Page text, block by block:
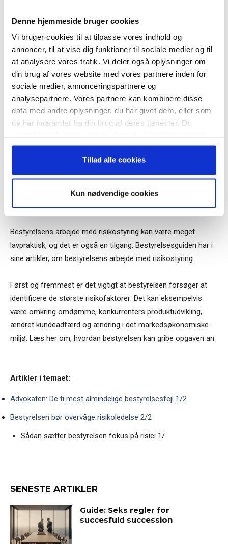
Denne hjemmeside bruger cookies
Vi bruger cookies til at tilpasse vores indhold og
annoncer, til at vise dig funktioner til sociale medier og til
at analysere vores trafik. Vi deler også oplysninger om
din brug af vores website med vores partnere inden for
sociale medier, annonceringspartnere og
analysepartnere. Vores partnere kan kombinere disse
data med andre oplysninger, du har givet dem, eller som
de har indsamlet fra din brug af deres tjenester. Du
anvende vores hjemmeside.
Tillad alle cookies
Kun nødvendige cookies
Guide: Fem tegn på, at
topchefen er på vildspor
Syv karriereråd til personlig
positionering, hvis du vil frem
Enhver bestyrelse i erhvervslivet bør i et eller andet omfang
interessere sig for risikostyring. Selve ordet risikostyring
lugter af noget langhåret, men det behøver ikke at være det.
Bestyrelsens arbejde med risikostyring kan være meget
lavpraktisk, og det er også en tilgang, Bestyrelsesguiden har i
sine artikler, om bestyrelsens arbejde med risikostyring.
Først og fremmest er det vigtigt at bestyrelsen forsøger at
identificere de største risikofaktorer: Det kan eksempelvis
være omkring omdømme, konkurrenters produktudvikling,
ændret kundeadfærd og ændring i det markedsøkonomiske
miljø. Læs her om, hvordan bestyrelsen kan gribe opgaven an.
Artikler i temaet:
Advokaten: De ti mest almindelige bestyrelsesfejl 1/2
Bestyrelsen bør overvåge risikoledelse 2/2
Sådan sætter bestyrelsen fokus på risici 1/
SENESTE ARTIKLER
Guide: Seks regler for
succesfuld succession
nyhedsbrev
– og modtag Ole Borchs bog
“Succes i en dansk bestyrelse”
Når du trykker "modtag bogen" bliver du tilmeldt
Bestyrelsesguidens ugentlige nyhedsbrev samt